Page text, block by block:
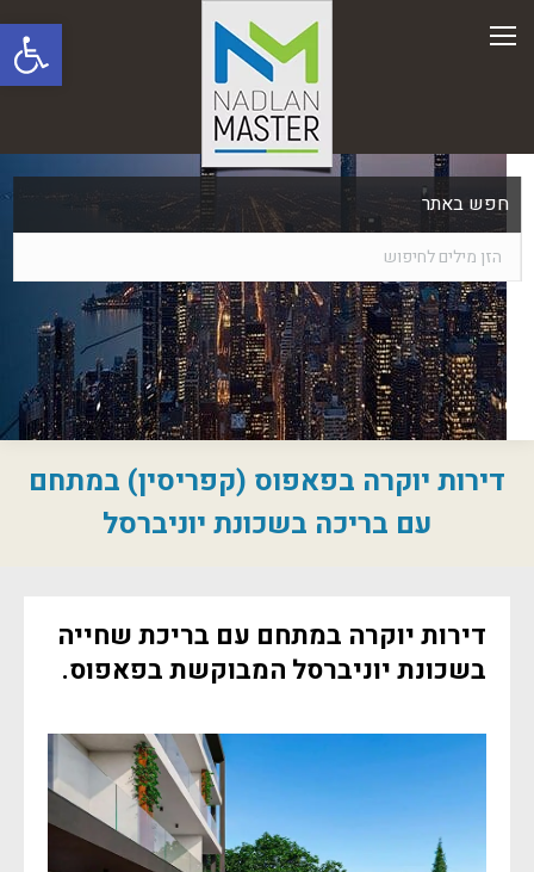
פתח
חפש באתר
דירות יוקרה בפאפוס (קפריסין) במתחם
עם בריכה בשכונת יוניברסל
דירות יוקרה במתחם עם בריכת שחייה
בשכונת יוניברסל המבוקשת בפאפוס.